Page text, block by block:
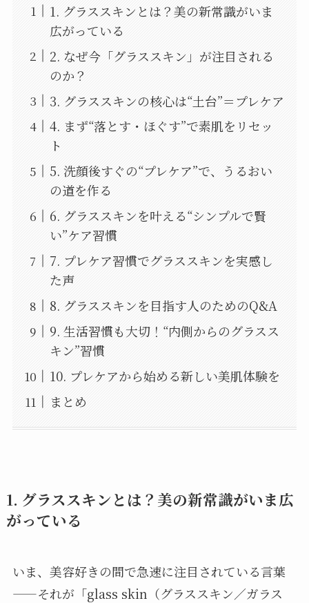
1. グラススキンとは？美の新常識がいま
広がっている
2. なぜ今「グラススキン」が注目される
のか？
3. グラススキンの核心は“土台”＝プレケア
4. まず“落とす・ほぐす”で素肌をリセッ
ト
5. 洗顔後すぐの“プレケア”で、うるおい
の道を作る
6. グラススキンを叶える“シンプルで賢
い”ケア習慣
7. プレケア習慣でグラススキンを実感し
た声
8. グラススキンを目指す人のためのQ&A
9. 生活習慣も大切！“内側からのグラスス
キン”習慣
10. プレケアから始める新しい美肌体験を
まとめ
1. グラススキンとは？美の新常識がいま広
がっている
いま、美容好きの間で急速に注目されている言葉
——それが「glass skin（グラススキン／ガラス